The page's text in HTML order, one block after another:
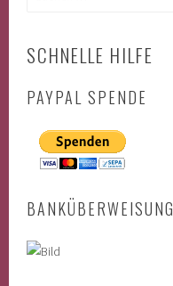
SCHNELLE HILFE
PAYPAL SPENDE
BANKÜBERWEISUNG